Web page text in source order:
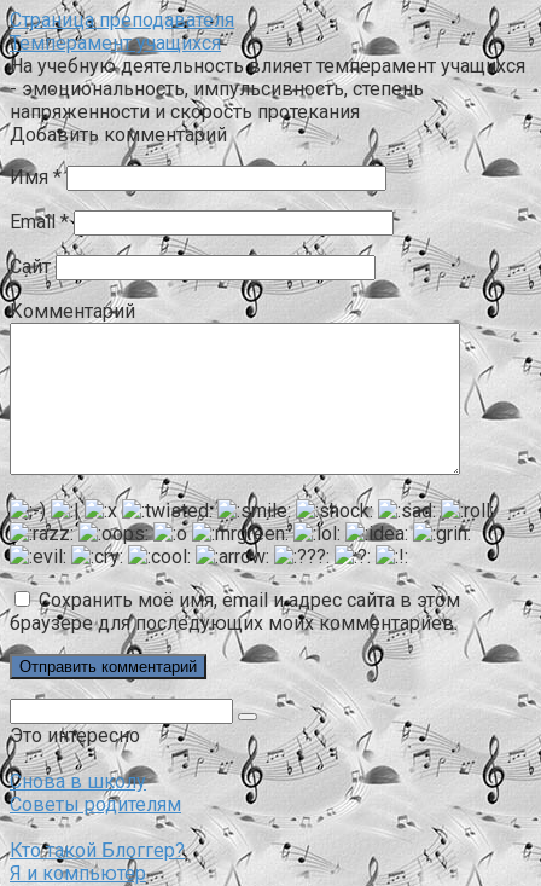
Страница преподавателя
Темперамент учащихся
На учебную деятельность влияет темперамент учащихся
- эмоциональность, импульсивность, степень
напряженности и скорость протекания
Добавить комментарий
Имя *
Email*
Сайт
Комментарий
Сохранить моё имя, email и адрес сайта в этом
браузере для последующих моих комментариев.
Это интересно
Снова в школу
Советы родителям
Кто такой Блоггер?
Я и компьютер